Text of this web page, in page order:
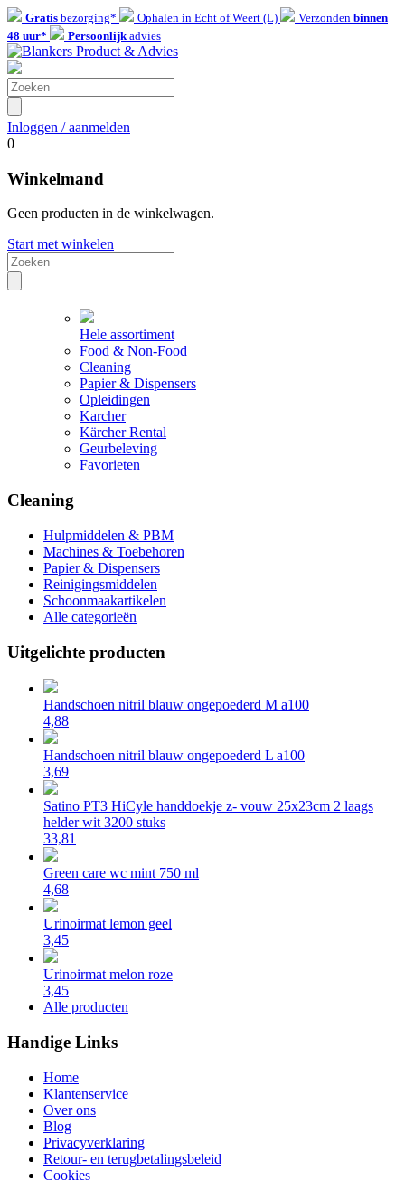
Gratis bezorging* Ophalen in Echt of Weert (L) Verzonden binnen
48 uur*
Persoonlijkadvies
Inloggen / aanmelden
0
Winkelmand
Geen producten in de winkelwagen.
Start met winkelen
Hele assortiment
Food & Non-Food
Cleaning
Papier & Dispensers
Opleidingen
Karcher
Kärcher Rental
Geurbeleving
Favorieten
Cleaning
Hulpmiddelen & PBM
Machines & Toebehoren
Papier & Dispensers
Reinigingsmiddelen
Schoonmaakartikelen
Alle categorieën
Uitgelichte producten
Handschoen nitril blauw ongepoederd M a100
4,88
Handschoen nitril blauw ongepoederd L a100
3,69
Satino PT3 HiCyle handdoekje z- vouw 25x23cm 2 laags
helder wit 3200 stuks
33,81
Green care wc mint 750 ml
4,68
Urinoirmat lemon geel
3,45
Urinoirmat melon roze
3,45
Alle producten
Handige Links
Home
Klantenservice
Over ons
Blog
Privacyverklaring
Retour- en terugbetalingsbeleid
Cookies